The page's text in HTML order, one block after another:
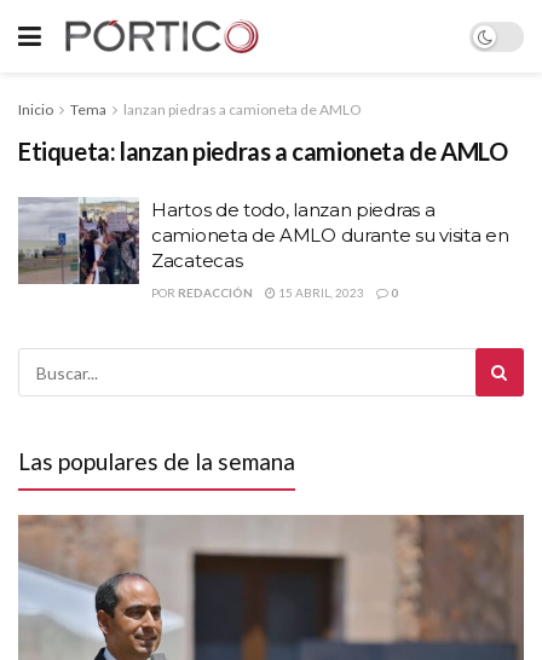
Inicio Tema lanzan piedras a camioneta de AMLO
Etiqueta: lanzan piedras a camioneta de AMLO
Hartos de todo, lanzan piedras a
camioneta de AMLO durante su visita en
Zacatecas
POR REDACCIÓN 15 ABRIL, 2023 0
Las populares de la semana